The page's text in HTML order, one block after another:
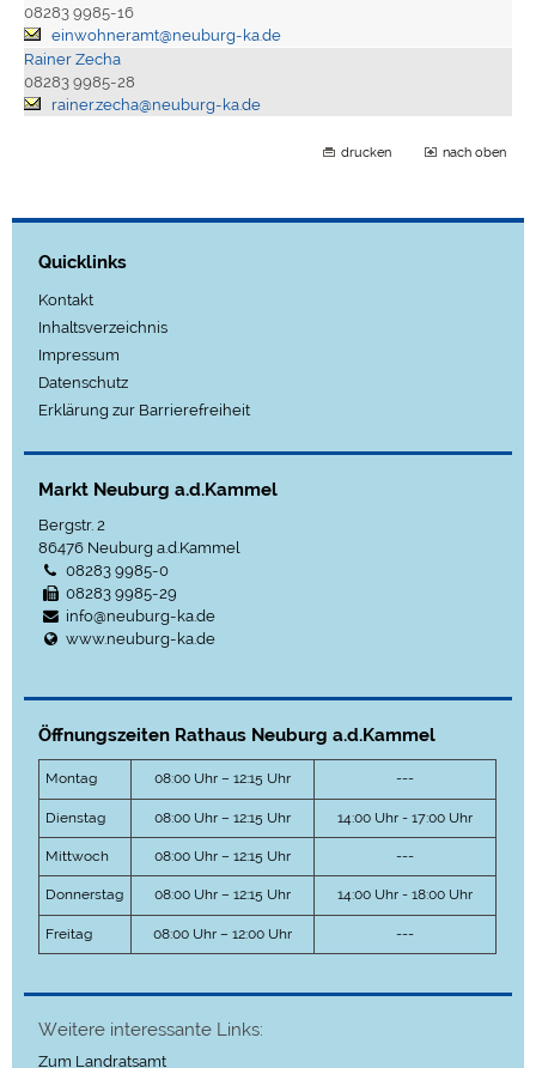
08283 9985-16
einwohneramt@neuburg-ka.de
Rainer Zecha
08283 9985-28
rainer.zecha@neuburg-ka.de
drucken nach oben
Quicklinks
Kontakt
Inhaltsverzeichnis
Impressum
Datenschutz
Erklärung zur Barrierefreiheit
Markt Neuburg a.d.Kammel
Bergstr. 2
86476 Neuburg a.d.Kammel
08283 9985-0
08283 9985-29
info@neuburg-ka.de
www.neuburg-ka.de
Öffnungszeiten Rathaus Neuburg a.d.Kammel
Montag 08:00 Uhr – 12:15 Uhr ---
Dienstag 08:00 Uhr – 12:15 Uhr 14:00 Uhr - 17:00 Uhr
Mittwoch 08:00 Uhr – 12:15 Uhr ---
Donnerstag 08:00 Uhr – 12:15 Uhr 14:00 Uhr - 18:00 Uhr
Freitag 08:00 Uhr – 12:00 Uhr ---
Weitere interessante Links:
Zum Landratsamt